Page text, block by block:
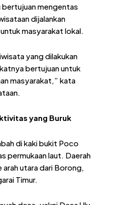
mengentas
dijalankan
masyarakat lokal.
yang dilakukan
bertujuan untuk
masyarakat,” kata
yang Buruk
di kaki bukit Poco
permukaan laut. Daerah
utara dari Borong,
Timur.